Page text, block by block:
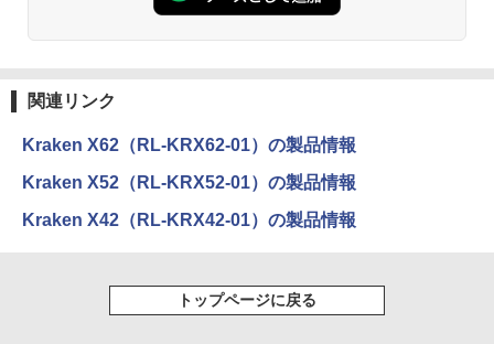
関連リンク
Kraken X62（RL-KRX62-01）の製品情報
Kraken X52（RL-KRX52-01）の製品情報
Kraken X42（RL-KRX42-01）の製品情報
トップページに戻る